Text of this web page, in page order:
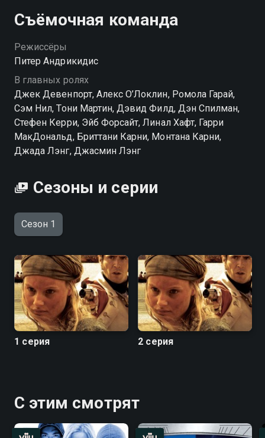
Съёмочная команда
Режиссёры
Питер Андрикидис
В главных ролях
Джек Девенпорт, Алекс О’Локлин, Ромола Гарай,
Сэм Нил, Тони Мартин, Дэвид Филд, Дэн Спилман,
Стефен Керри, Эйб Форсайт, Линал Хафт, Гарри
МакДональд, Бриттани Карни, Монтана Карни,
Джада Лэнг, Джасмин Лэнг
Сезоны и серии
Сезон 1
1 серия 2 серия
С этим смотрят